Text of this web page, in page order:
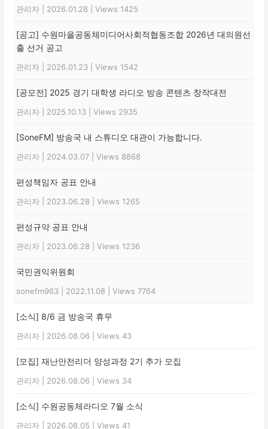
관리자 2026.01.28 Views 1425
[공고] 수원마을공동체미디어사회적협동조합 2026년 대의원선
출 선거 공고
관리자 2026.01.23 Views 1542
[공모전] 2025 경기 대학생 라디오 방송 콘텐츠 창작대전
관리자 2025.10.13 Views 2935
[SoneFM] 방송국 내 스튜디오 대관이 가능합니다.
관리자 2024.03.07 Views 8868
편성책임자 공표 안내
관리자 2023.06.28 Views 1265
편성규약 공표 안내
관리자 2023.06.28 Views 1236
국민권익위원회
sonefm963 2022.11.08 Views 7764
[소식] 8/6 금 방송국 휴무
관리자 2026.08.06 Views 43
[모집] 재난안전리더 양성과정 2기 추가 모집
관리자 2026.08.06 Views 34
[소식] 수원공동체라디오 7월 소식
관리자 2026.08.05 Views 41